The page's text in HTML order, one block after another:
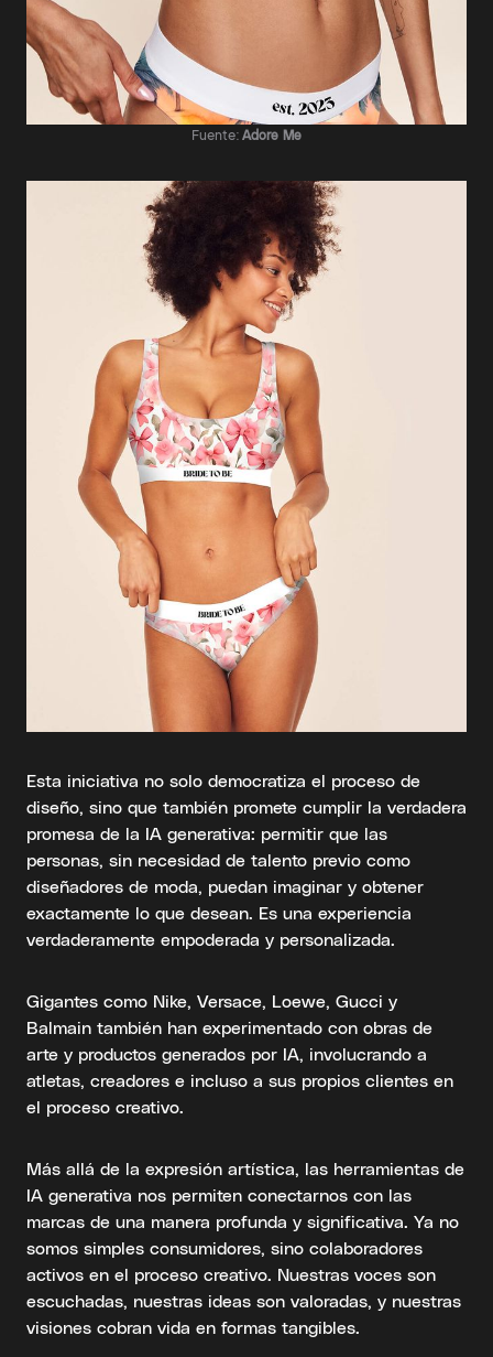
Fuente: Adore Me
Esta iniciativa no solo democratiza el proceso de
diseño, sino que también promete cumplir la verdadera
promesa de la IA generativa: permitir que las
personas, sin necesidad de talento previo como
diseñadores de moda, puedan imaginar y obtener
exactamente lo que desean. Es una experiencia
verdaderamente empoderada y personalizada.
Gigantes como Nike, Versace, Loewe, Gucci y
Balmain también han experimentado con obras de
arte y productos generados por IA, involucrando a
atletas, creadores e incluso a sus propios clientes en
el proceso creativo.
Más allá de la expresión artística, las herramientas de
IA generativa nos permiten conectarnos con las
marcas de una manera profunda y significativa. Ya no
somos simples consumidores, sino colaboradores
activos en el proceso creativo. Nuestras voces son
escuchadas, nuestras ideas son valoradas, y nuestras
visiones cobran vida en formas tangibles.